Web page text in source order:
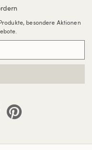
besondere Aktionen